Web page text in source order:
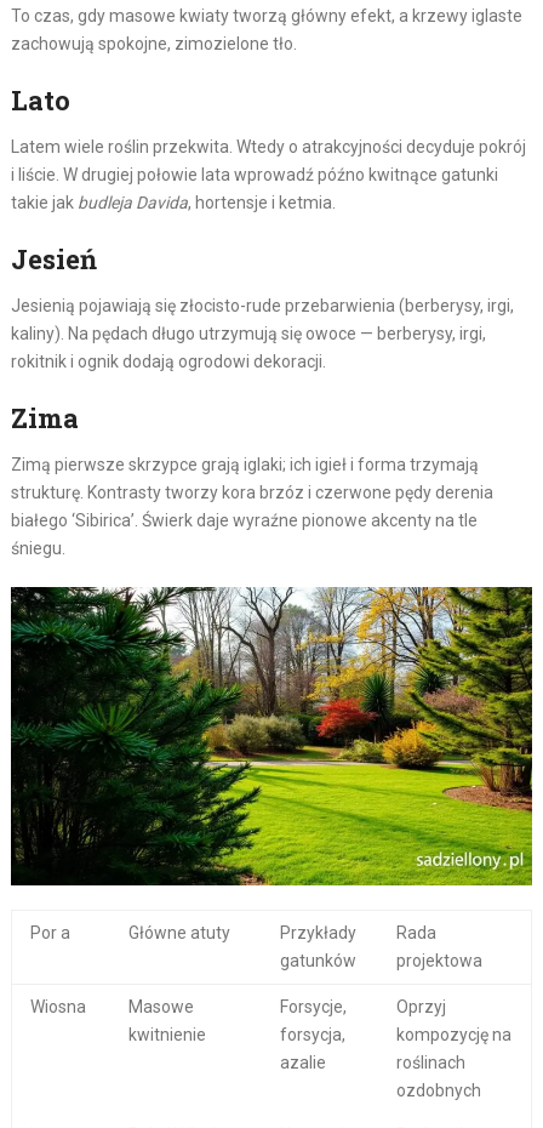
To czas, gdy masowe kwiaty tworzą główny efekt, a krzewy iglaste
zachowują spokojne, zimozielone tło.
Lato
Latem wiele roślin przekwita. Wtedy o atrakcyjności decyduje pokrój
i liście. W drugiej połowie lata wprowadź późno kwitnące gatunki
takie jak budleja Davida, hortensje i ketmia.
Jesień
Jesienią pojawiają się złocisto-rude przebarwienia (berberysy, irgi,
kaliny). Na pędach długo utrzymują się owoce — berberysy, irgi,
rokitnik i ognik dodają ogrodowi dekoracji.
Zima
Zimą pierwsze skrzypce grają iglaki; ich igieł i forma trzymają
strukturę. Kontrasty tworzy kora brzóz i czerwone pędy derenia
białego ‘Sibirica’. Świerk daje wyraźne pionowe akcenty na tle
śniegu.
Por a Główne atuty
Przykłady
gatunków
Rada
projektowa
Wiosna
Masowe
kwitnienie
Forsycje,
forsycja,
azalie
Oprzyj
kompozycję na
roślinach
ozdobnych